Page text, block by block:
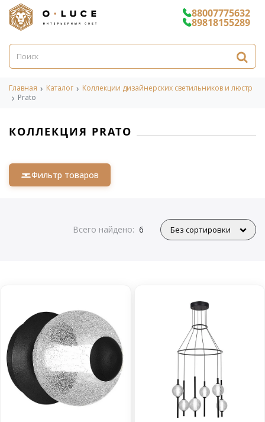
88007775632
89818155289
Главная Каталог
Коллекции дизайнерских светильников и люстр
Prato
КОЛЛЕКЦИЯ PRATO
Фильтр товаров
Всего найдено: 6